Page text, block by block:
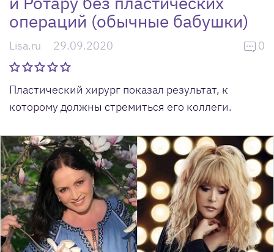
операций (обычные бабушки)
Lisa.ru 29.09.2020 0
Пластический хирург показал результат, к
которому должны стремиться его коллеги.